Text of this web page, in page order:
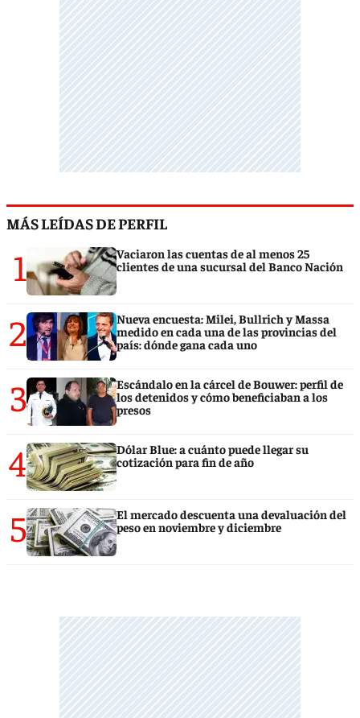
MÁS LEÍDAS DE PERFIL
1
Vaciaron las cuentas de al menos 25
clientes de una sucursal del Banco Nación
2
Nueva encuesta: Milei, Bullrich y Massa
medido en cada una de las provincias del
país: dónde gana cada uno
3
Escándalo en la cárcel de Bouwer: perfil de
los detenidos y cómo beneficiaban a los
presos
4
Dólar Blue: a cuánto puede llegar su
cotización para fin de año
5
El mercado descuenta una devaluación del
peso en noviembre y diciembre